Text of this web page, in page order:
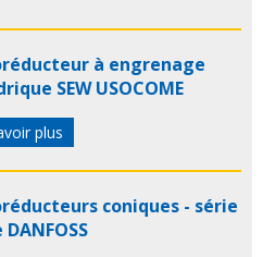
à engrenage
SEW USOCOME
plus
coniques - série
DANFOSS